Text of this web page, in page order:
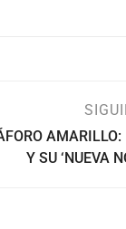
Y SU ‘NUEVA